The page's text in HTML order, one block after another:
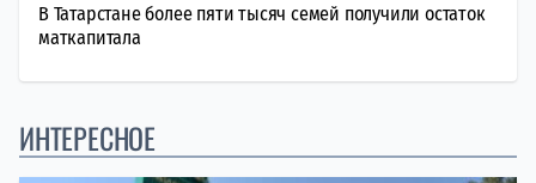
В Татарстане более пяти тысяч семей получили остаток
маткапитала
ИНТЕРЕСНОЕ